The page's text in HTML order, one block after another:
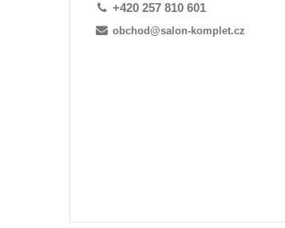
+420 257 810 601
obchod@salon-komplet.cz